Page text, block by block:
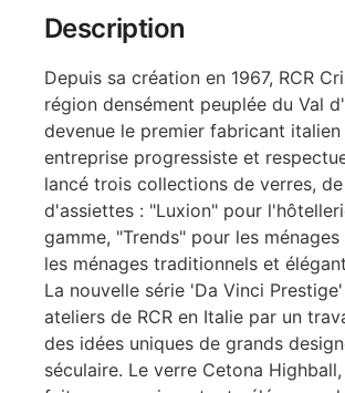
Description
Depuis sa création en 1967, RCR
région densément peuplée du Val
devenue le premier fabricant
entreprise progressiste et
lancé trois collections de verres,
d'assiettes : "Luxion" pour
gamme, "Trends" pour les
les ménages traditionnels et
La nouvelle série 'Da Vinci
ateliers de RCR en Italie par un
des idées uniques de grands
séculaire. Le verre Cetona